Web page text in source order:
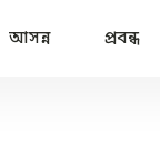
আসন্ন প্রবন্ধ